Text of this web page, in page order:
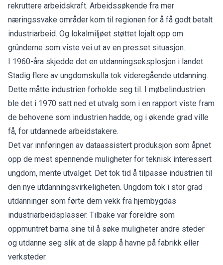
rekruttere arbeidskraft. Arbeidssøkende fra mer
næringssvake områder kom til regionen for å få godt betalt
industriarbeid. Og lokalmiljøet støttet lojalt opp om
gründerne som viste vei ut av en presset situasjon.
I 1960-åra skjedde det en utdanningseksplosjon i landet.
Stadig flere av ungdomskulla tok videregående utdanning.
Dette måtte industrien forholde seg til. I møbelindustrien
ble det i 1970 satt ned et utvalg som i en rapport viste fram
de behovene som industrien hadde, og i økende grad ville
få, for utdannede arbeidstakere.
Det var innføringen av dataassistert produksjon som åpnet
opp de mest spennende muligheter for teknisk interessert
ungdom, mente utvalget. Det tok tid å tilpasse industrien til
den nye utdanningsvirkeligheten. Ungdom tok i stor grad
utdanninger som førte dem vekk fra hjembygdas
industriarbeidsplasser. Tilbake var foreldre som
oppmuntret barna sine til å søke muligheter andre steder
og utdanne seg slik at de slapp å havne på fabrikk eller
verksteder.